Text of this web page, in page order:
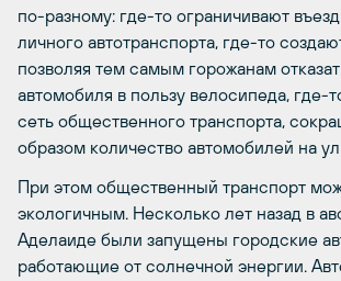
по-разному: где-то ограничивают
личного автотранспорта, где-то
позволяя тем самым горожанам
автомобиля в пользу велосипеда, где-
сеть общественного транспорта,
образом количество автомобилей на
При этом общественный транспорт
экологичным. Несколько лет назад в
Аделаиде были запущены городские
работающие от солнечной энергии.